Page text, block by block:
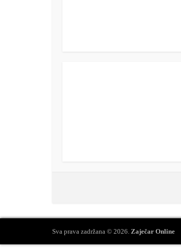
Sva prava zadržana © 2026. Zaječar Online